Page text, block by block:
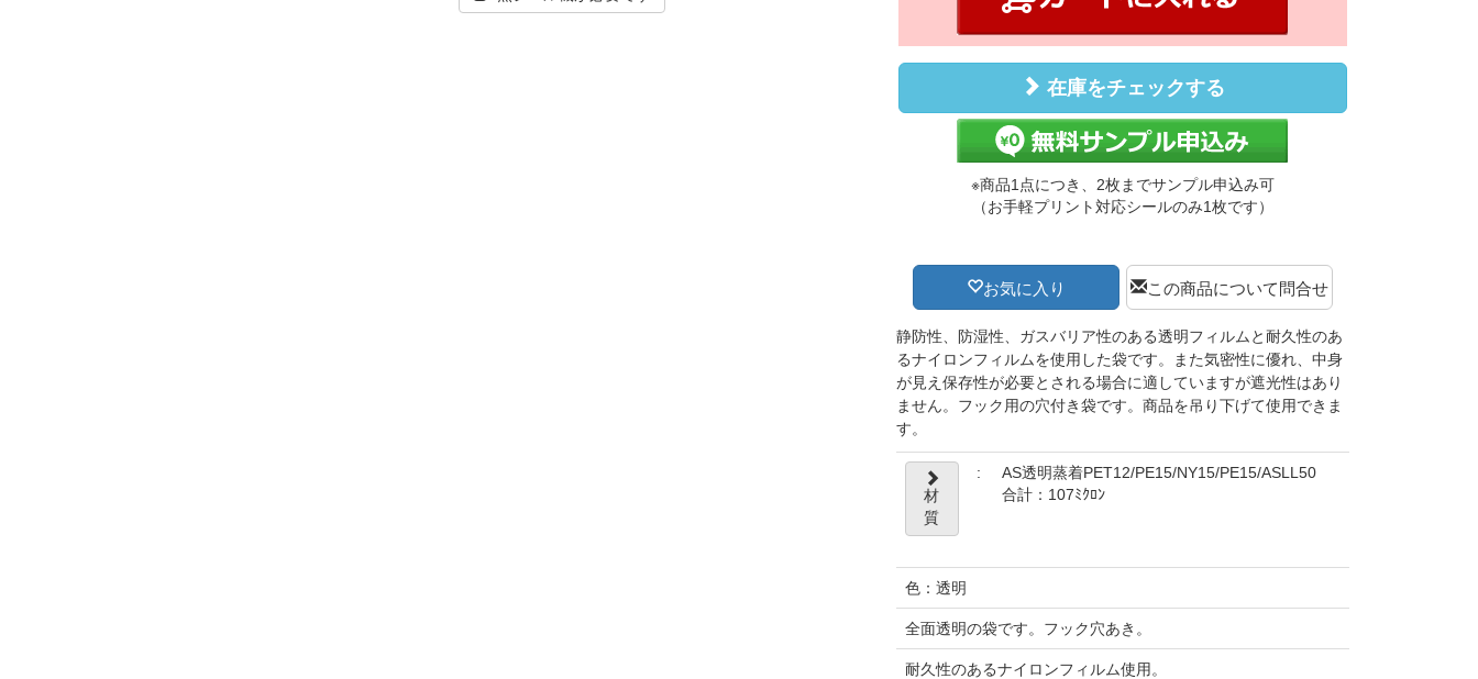
在庫をチェックする
※商品1点につき、2枚までサンプル申込み可
（お手軽プリント対応シールのみ1枚です）
お気に入り この商品について問合せ
静防性、防湿性、ガスバリア性のある透明フィルムと耐久性のあ
るナイロンフィルムを使用した袋です。また気密性に優れ、中身
が見え保存性が必要とされる場合に適していますが遮光性はあり
ません。フック用の穴付き袋です。商品を吊り下げて使用できま
す。
材
質
:
AS透明蒸着PET12/PE15/NY15/PE15/ASLL50
合計：107ﾐｸﾛﾝ
色：透明
全面透明の袋です。フック穴あき。
耐久性のあるナイロンフィルム使用。